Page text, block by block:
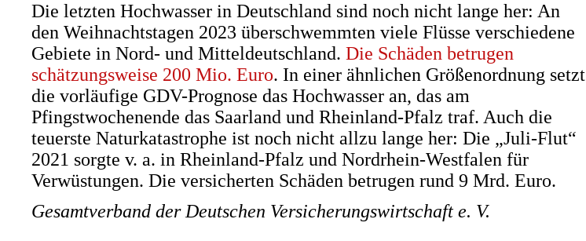
Die letzten Hochwasser in Deutschland sind noch nicht lange her: An
den Weihnachtstagen 2023 überschwemmten viele Flüsse verschiedene
Gebiete in Nord- und Mitteldeutschland. Die Schäden betrugen
schätzungsweise 200 Mio. Euro. In einer ähnlichen Größenordnung setzt
die vorläufige GDV-Prognose das Hochwasser an, das am
Pfingstwochenende das Saarland und Rheinland-Pfalz traf. Auch die
teuerste Naturkatastrophe ist noch nicht allzu lange her: Die „Juli-Flut“
2021 sorgte v. a. in Rheinland-Pfalz und Nordrhein-Westfalen für
Verwüstungen. Die versicherten Schäden betrugen rund 9 Mrd. Euro.
Gesamtverband der Deutschen Versicherungswirtschaft e. V.